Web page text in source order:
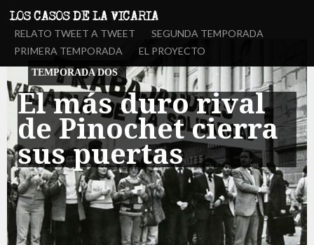
RELATO TWEET A TWEET
SEGUNDA TEMPORADA
PRIMERA TEMPORADA
EL PROYECTO
TEMPORADA DOS
El más duro rival
de Pinochet cierra
sus puertas